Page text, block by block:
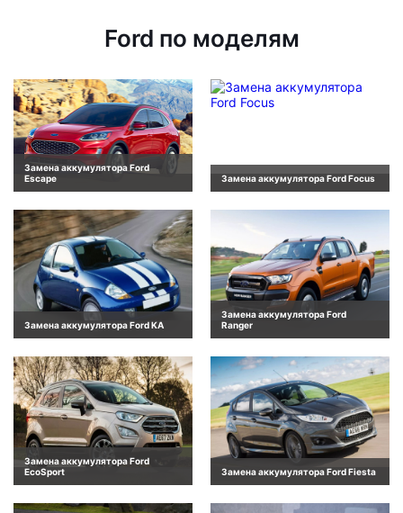
Ford по моделям
Замена аккумулятора Ford
Escape
Замена аккумулятора Ford Focus
Замена аккумулятора Ford KA
Замена аккумулятора Ford
Ranger
Замена аккумулятора Ford
EcoSport
Замена аккумулятора Ford Fiesta